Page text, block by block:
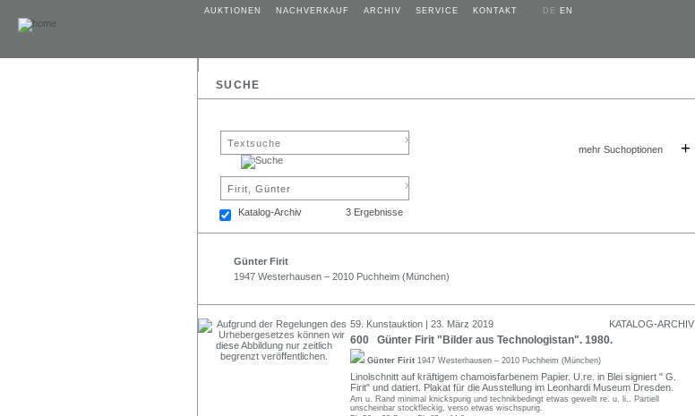
AUKTIONEN NACHVERKAUF ARCHIV SERVICE KONTAKT DE EN
SUCHE
x
mehr Suchoptionen +
x
Katalog-Archiv 3 Ergebnisse
Günter Firit
1947 Westerhausen – 2010 Puchheim (München)
59. Kunstauktion | 23. März 2019 KATALOG-ARCHIV
600 Günter Firit "Bilder aus Technologistan". 1980.
Günter Firit 1947 Westerhausen – 2010 Puchheim (München)
Linolschnitt auf kräftigem chamoisfarbenem Papier. U.re. in Blei signiert " G.
Firit" und datiert. Plakat für die Ausstellung im Leonhardi Museum Dresden.
Am u. Rand minimal knickspurig und technikbedingt etwas gewellt re. u. li.. Partiell
unscheinbar stockfleckig, verso etwas wischspurig.